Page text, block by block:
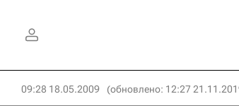
09:28 18.05.2009 (обновлено: 12:27